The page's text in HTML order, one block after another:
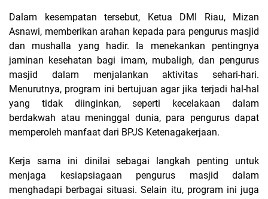
Dalam kesempatan tersebut, Ketua DMI Riau, Mizan
Asnawi, memberikan arahan kepada para pengurus masjid
dan mushalla yang hadir. Ia menekankan pentingnya
jaminan kesehatan bagi imam, mubaligh, dan pengurus
masjid dalam menjalankan aktivitas sehari-hari.
Menurutnya, program ini bertujuan agar jika terjadi hal-hal
yang tidak diinginkan, seperti kecelakaan dalam
berdakwah atau meninggal dunia, para pengurus dapat
memperoleh manfaat dari BPJS Ketenagakerjaan.
Kerja sama ini dinilai sebagai langkah penting untuk
menjaga kesiapsiagaan pengurus masjid dalam
menghadapi berbagai situasi. Selain itu, program ini juga